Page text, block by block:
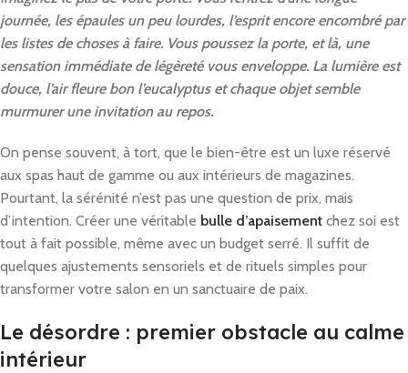
journée, les épaules un peu lourdes, l’esprit encore encombré par
les listes de choses à faire. Vous poussez la porte, et là, une
sensation immédiate de légèreté vous enveloppe. La lumière est
douce, l’air fleure bon l’eucalyptus et chaque objet semble
murmurer une invitation au repos.
On pense souvent, à tort, que le bien-être est un luxe réservé
aux spas haut de gamme ou aux intérieurs de magazines.
Pourtant, la sérénité n’est pas une question de prix, mais
d’intention. Créer une véritable bulle d’apaisement chez soi est
tout à fait possible, même avec un budget serré. Il suffit de
quelques ajustements sensoriels et de rituels simples pour
transformer votre salon en un sanctuaire de paix.
Le désordre : premier obstacle au calme
intérieur